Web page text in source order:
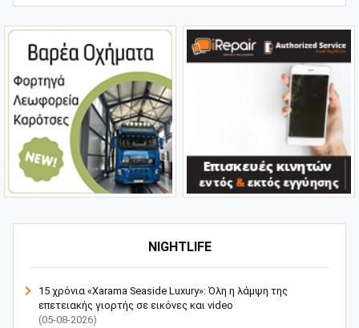
NIGHTLIFE
15 χρόνια «Xarama Seaside Luxury»: Όλη η λάμψη της
επετειακής γιορτής σε εικόνες και video
(05-08-2026)